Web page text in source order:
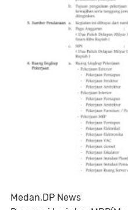
Medan,DP News